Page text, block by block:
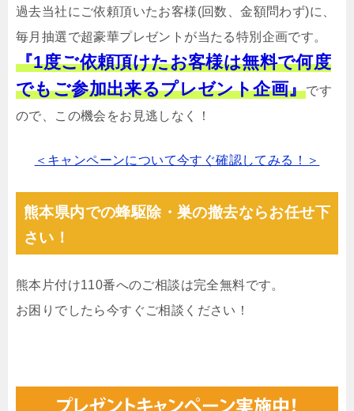
過去当社にご依頼頂いたお客様(回数、金額問わず)に、
毎月抽選で超豪華プレゼントが当たる特別企画です。
『1度ご依頼頂けたお客様は無料で何度
でもご参加出来るプレゼント企画』です
ので、この機会をお見逃しなく！
＜キャンペーンについて今すぐ確認してみる！＞
熊本県内での蜂駆除・巣の撤去ならお任せ下
さい！
熊本片付け110番へのご相談は完全無料です。
お困りでしたら今すぐご相談ください！